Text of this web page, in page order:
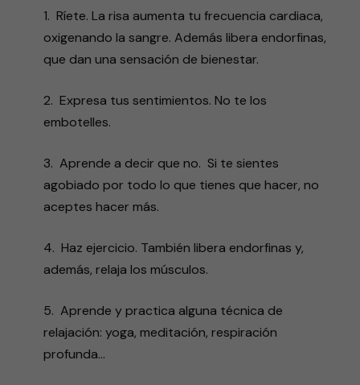
1. Ríete. La risa aumenta tu frecuencia cardiaca,
oxigenando la sangre. Además libera endorfinas,
que dan una sensación de bienestar.
2. Expresa tus sentimientos. No te los
embotelles.
3. Aprende a decir que no. Si te sientes
agobiado por todo lo que tienes que hacer, no
aceptes hacer más.
4. Haz ejercicio. También libera endorfinas y,
además, relaja los músculos.
5. Aprende y practica alguna técnica de
relajación: yoga, meditación, respiración
profunda…